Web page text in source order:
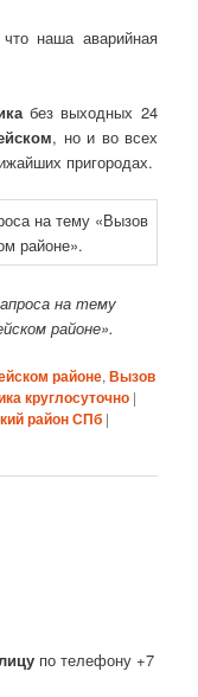
наша аварийная
без выходных 24
, но и во всех
пригородах.
на тему
районе».
районе,Вызов
круглосуточно |
район СПб |
по телефону +7